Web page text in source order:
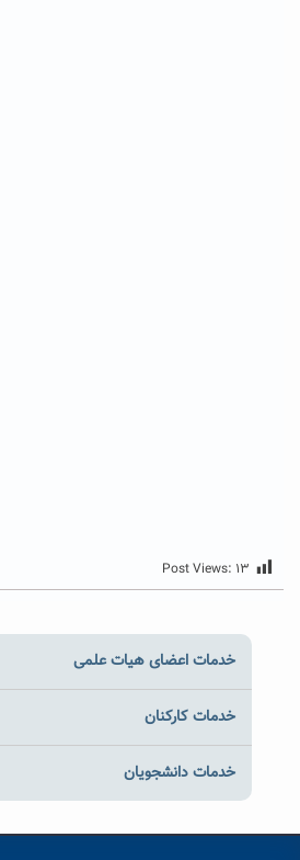
Post Views: ۱۳
خدمات اعضای هیات علمی
خدمات کارکنان
خدمات دانشجویان